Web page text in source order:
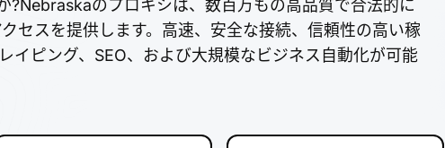
?Nebraskaのプロキシは、数百万もの高品質で合法的に
セスを提供します。高速、安全な接続、信頼性の高い稼
イピング、SEO、および大規模なビジネス自動化が可能